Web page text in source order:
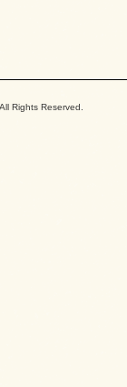
All Rights Reserved.